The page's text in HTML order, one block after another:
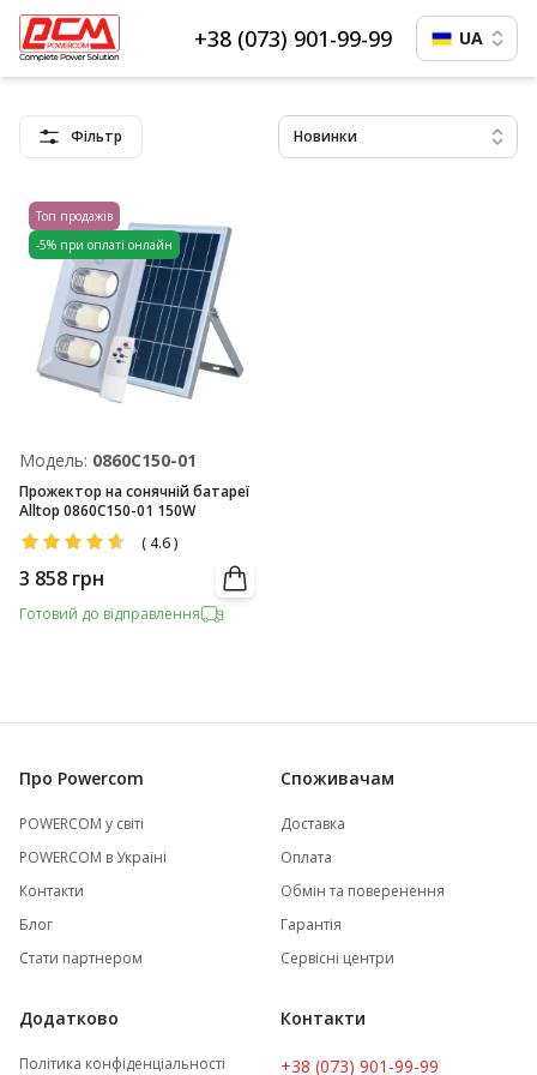
+38 (073) 901-99-99 UA
Фільтр Новинки
Топ продажів
-5% при оплаті онлайн
Модель: 0860C150-01
Прожектор на сонячній батареї
Alltop 0860C150-01 150W
( 4.6)
3 858 грн
Готовий до відправлення
Про Powercom
POWERCOM у світі
POWERCOM в Україні
Контакти
Блог
Стати партнером
Споживачам
Доставка
Оплата
Обмін та поверенення
Гарантія
Сервісні центри
Додатково
Політика конфіденціальності
Контакти
+38 (073) 901-99-99